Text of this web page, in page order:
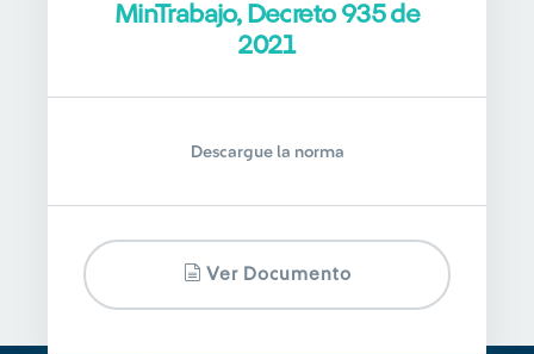
MinTrabajo, Decreto 935 de
2021
Descargue la norma
Ver Documento